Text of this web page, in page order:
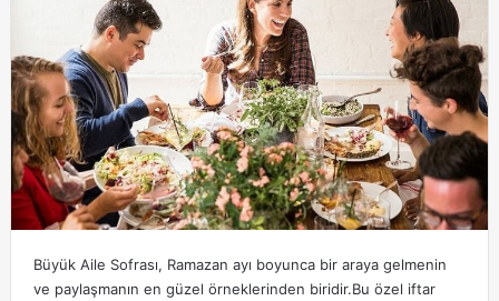
Büyük Aile Sofrası, Ramazan ayı boyunca bir araya gelmenin
ve paylaşmanın en güzel örneklerinden biridir.Bu özel iftar